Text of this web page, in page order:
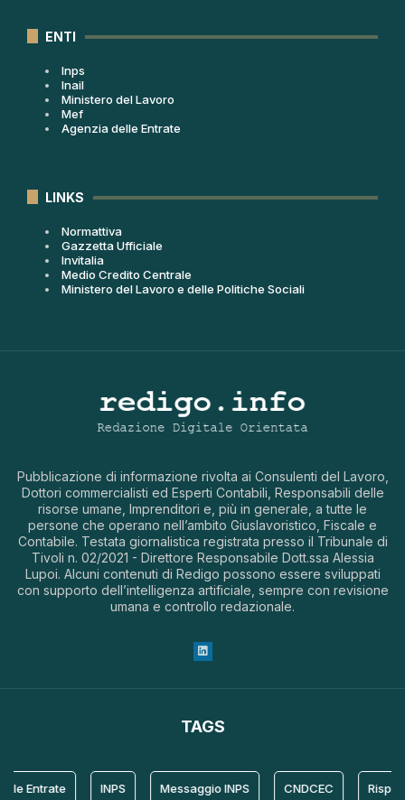
ENTI
Inps
Inail
Ministero del Lavoro
Mef
Agenzia delle Entrate
LINKS
Normattiva
Gazzetta Ufficiale
Invitalia
Medio Credito Centrale
Ministero del Lavoro e delle Politiche Sociali
Pubblicazione di informazione rivolta ai Consulenti del Lavoro,
Dottori commercialisti ed Esperti Contabili, Responsabili delle
risorse umane, Imprenditori e, più in generale, a tutte le
persone che operano nell’ambito Giuslavoristico, Fiscale e
Contabile. Testata giornalistica registrata presso il Tribunale di
Tivoli n. 02/2021 - Direttore Responsabile Dott.ssa Alessia
Lupoi. Alcuni contenuti di Redigo possono essere sviluppati
con supporto dell’intelligenza artificiale, sempre con revisione
umana e controllo redazionale.
TAGS
Entrate INPS Messaggio INPS CNDCEC Risposta